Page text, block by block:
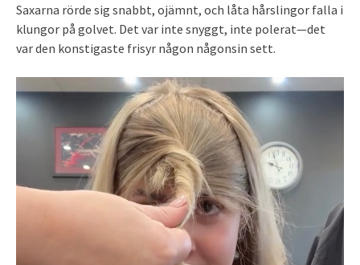
Saxarna rörde sig snabbt, ojämnt, och låta hårslingor falla i
klungor på golvet. Det var inte snyggt, inte polerat—det
var den konstigaste frisyr någon någonsin sett.